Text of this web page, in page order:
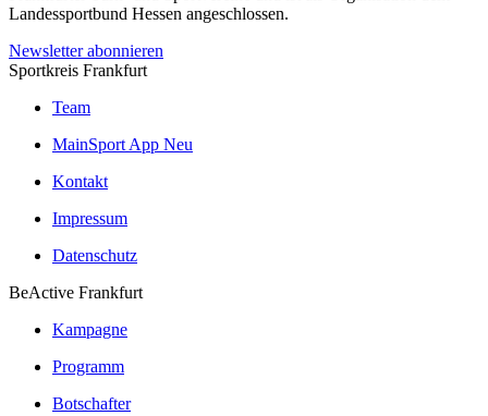
Landessportbund Hessen angeschlossen.
Newsletter abonnieren
Sportkreis Frankfurt
Team
MainSport App Neu
Kontakt
Impressum
Datenschutz
BeActive Frankfurt
Kampagne
Programm
Botschafter